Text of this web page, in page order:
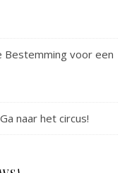
Bestemming voor een
naar het circus!